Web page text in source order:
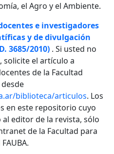
el Agro y el Ambiente.
e investigadores
y de divulgación
3685/2010) . Si usted no
solicite el artículo a
de la Facultad
biblioteca/articulos. Los
en este repositorio cuyo
editor de la revista, sólo
de la Facultad para